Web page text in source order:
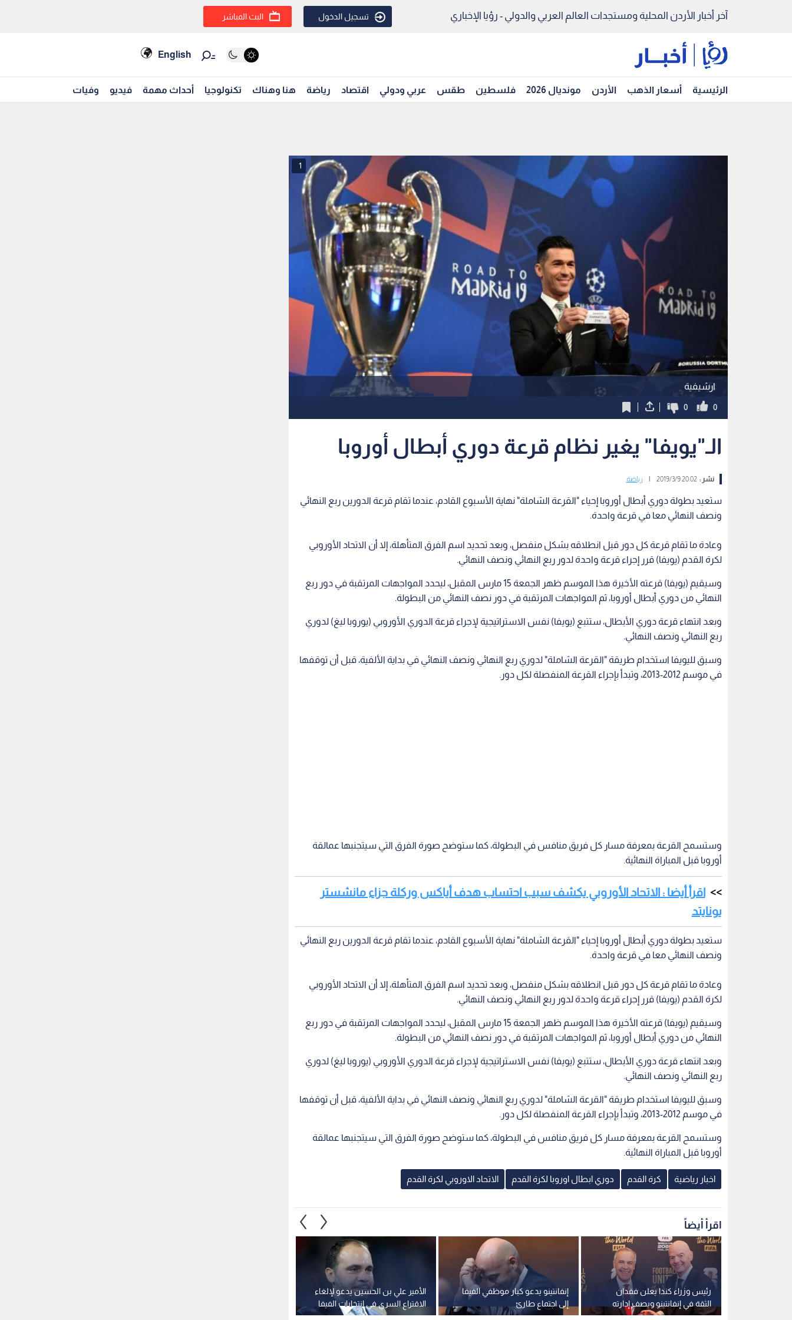
آخر أخبار الأردن المحلية ومستجدات العالم العربي والدولي - رؤيا الإخباري تسجيل الدخول البث المباشر
English
الرئيسية أسعار الذهب الأردن مونديال 2026 فلسطين طقس عربي ودولي اقتصاد رياضة هنا وهناك تكنولوجيا أحداث مهمة فيديو وفيات
ارشيفية
1
0
0
الـ"يويفا" يغير نظام قرعة دوري أبطال أوروبا
نشر :20:02 2019/3/9 رياضة
ستعيد بطولة دوري أبطال أوروبا إحياء "القرعة الشاملة" نهاية الأسبوع القادم، عندما تقام قرعة الدورين ربع النهائي
ونصف النهائي معا في قرعة واحدة.
وعادة ما تقام قرعة كل دور قبل انطلاقه بشكل منفصل، وبعد تحديد اسم الفرق المتأهلة، إلا أن الاتحاد الأوروبي
لكرة القدم (يويفا) قرر إجراء قرعة واحدة لدور ربع النهائي ونصف النهائي.
وسيقيم (يويفا) قرعته الأخيرة هذا الموسم ظهر الجمعة 15 مارس المقبل، ليحدد المواجهات المرتقبة في دور ربع
النهائي من دوري أبطال أوروبا، ثم المواجهات المرتقبة في دور نصف النهائي من البطولة.
وبعد انتهاء قرعة دوري الأبطال، ستتبع (يويفا) نفس الاستراتيجية لإجراء قرعة الدوري الأوروبي (يوروبا ليغ) لدوري
ربع النهائي ونصف النهائي.
وسبق لليويفا استخدام طريقة "القرعة الشاملة" لدوري ربع النهائي ونصف النهائي في بداية الألفية، قبل أن توقفها
في موسم 2012-2013، وتبدأ بإجراء القرعة المنفصلة لكل دور.
وستسمح القرعة بمعرفة مسار كل فريق منافس في البطولة، كما ستوضح صورة الفرق التي سيتجنبها عمالقة
أوروبا قبل المباراة النهائية.
اقرأ أيضا : الاتحاد الأوروبي يكشف سبب احتساب هدف أياكس وركلة جزاء مانشستر
يونايتد
ستعيد بطولة دوري أبطال أوروبا إحياء "القرعة الشاملة" نهاية الأسبوع القادم، عندما تقام قرعة الدورين ربع النهائي
ونصف النهائي معا في قرعة واحدة.
وعادة ما تقام قرعة كل دور قبل انطلاقه بشكل منفصل، وبعد تحديد اسم الفرق المتأهلة، إلا أن الاتحاد الأوروبي
لكرة القدم (يويفا) قرر إجراء قرعة واحدة لدور ربع النهائي ونصف النهائي.
وسيقيم (يويفا) قرعته الأخيرة هذا الموسم ظهر الجمعة 15 مارس المقبل، ليحدد المواجهات المرتقبة في دور ربع
النهائي من دوري أبطال أوروبا، ثم المواجهات المرتقبة في دور نصف النهائي من البطولة.
وبعد انتهاء قرعة دوري الأبطال، ستتبع (يويفا) نفس الاستراتيجية لإجراء قرعة الدوري الأوروبي (يوروبا ليغ) لدوري
ربع النهائي ونصف النهائي.
وسبق لليويفا استخدام طريقة "القرعة الشاملة" لدوري ربع النهائي ونصف النهائي في بداية الألفية، قبل أن توقفها
في موسم 2012-2013، وتبدأ بإجراء القرعة المنفصلة لكل دور.
وستسمح القرعة بمعرفة مسار كل فريق منافس في البطولة، كما ستوضح صورة الفرق التي سيتجنبها عمالقة
أوروبا قبل المباراة النهائية.
اخبار رياضية كرة القدم دوري ابطال اوروبا لكرة القدم الاتحاد الاوروبي لكرة القدم
اقرأ أيضاً
الأمير علي بن الحسين يدعو لإلغاء
الاقتراع السري في انتخابات الفيفا
إنفانتينو يدعو كبار موظفي الفيفا
إلى اجتماع طارئ
رئيس وزراء كندا يعلن فقدان
الثقة في إنفانتينو ويصف إدارته
للفيفا بغير المقبولة